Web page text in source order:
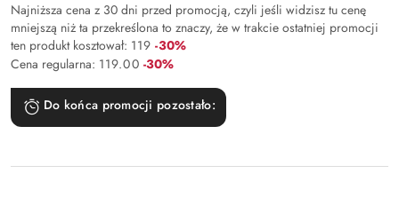
Najniższa cena z 30 dni przed promocją, czyli jeśli widzisz tu cenę
mniejszą niż ta przekreślona to znaczy, że w trakcie ostatniej promocji
ten produkt kosztował: 119 Rabat:
-30%
Cena regularna: 119.00 Rabat:
-30%
Do końca promocji pozostało: